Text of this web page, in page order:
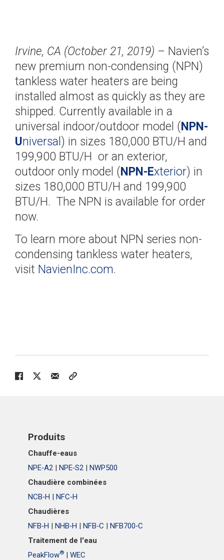
Irvine, CA (October 21, 2019) – Navien’s
new premium non-condensing (NPN)
tankless water heaters are being
installed almost as quickly as they are
shipped. Currently available in a
universal indoor/outdoor model (NPN-
Universal ) in sizes 180,000 BTU/H and
199,900 BTU/H or an exterior,
outdoor only model (NPN-Exterior) in
sizes 180,000 BTU/H and 199,900
BTU/H. The NPN is available for order
now.
To learn more about NPN series non-
condensing tankless water heaters,
visit NavienInc.com.
Produits
Chauffe-eaus
NPE‑A2 | NPE‑S2 | NWP500
Chaudière combinées
NCB‑H | NFC‑H
Chaudières
NFB‑H | NHB‑H | NFB‑C | NFB700‑C
Traitement de l'eau
PeakFlow® | WEC